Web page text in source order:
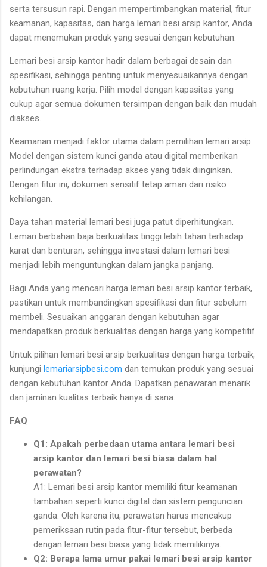
serta tersusun rapi. Dengan mempertimbangkan material, fitur
keamanan, kapasitas, dan harga lemari besi arsip kantor, Anda
dapat menemukan produk yang sesuai dengan kebutuhan.
Lemari besi arsip kantor hadir dalam berbagai desain dan
spesifikasi, sehingga penting untuk menyesuaikannya dengan
kebutuhan ruang kerja. Pilih model dengan kapasitas yang
cukup agar semua dokumen tersimpan dengan baik dan mudah
diakses.
Keamanan menjadi faktor utama dalam pemilihan lemari arsip.
Model dengan sistem kunci ganda atau digital memberikan
perlindungan ekstra terhadap akses yang tidak diinginkan.
Dengan fitur ini, dokumen sensitif tetap aman dari risiko
kehilangan.
Daya tahan material lemari besi juga patut diperhitungkan.
Lemari berbahan baja berkualitas tinggi lebih tahan terhadap
karat dan benturan, sehingga investasi dalam lemari besi
menjadi lebih menguntungkan dalam jangka panjang.
Bagi Anda yang mencari harga lemari besi arsip kantor terbaik,
pastikan untuk membandingkan spesifikasi dan fitur sebelum
membeli. Sesuaikan anggaran dengan kebutuhan agar
mendapatkan produk berkualitas dengan harga yang kompetitif.
Untuk pilihan lemari besi arsip berkualitas dengan harga terbaik,
kunjungi lemariarsipbesi.com dan temukan produk yang sesuai
dengan kebutuhan kantor Anda. Dapatkan penawaran menarik
dan jaminan kualitas terbaik hanya di sana.
FAQ
Q1: Apakah perbedaan utama antara lemari besi
arsip kantor dan lemari besi biasa dalam hal
perawatan?
A1: Lemari besi arsip kantor memiliki fitur keamanan
tambahan seperti kunci digital dan sistem penguncian
ganda. Oleh karena itu, perawatan harus mencakup
pemeriksaan rutin pada fitur-fitur tersebut, berbeda
dengan lemari besi biasa yang tidak memilikinya.
Q2: Berapa lama umur pakai lemari besi arsip kantor